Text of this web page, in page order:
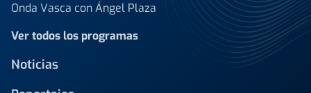
Onda Vasca con Ángel Plaza
Ver todos los programas
Noticias